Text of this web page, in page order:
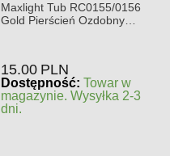
Maxlight Tub RC0155/0156
Gold Pierścień Ozdobny
15.00 PLN
Dostępność: Towar w
magazynie. Wysyłka 2-3
dni.